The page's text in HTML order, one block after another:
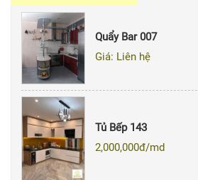
Quẩy Bar 007
Giá: Liên hệ
Tủ Bếp 143
2,000,000đ/md